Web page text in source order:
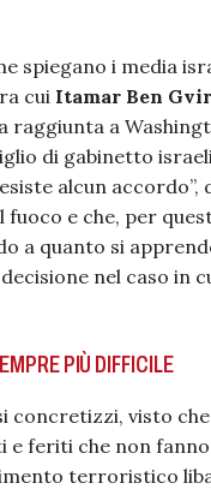
spiegano i media
cui Itamar Ben Gvir
raggiunta a
di gabinetto
alcun
e che, per
a quanto si
nel caso in
PIÙ DIFFICILE
concretizzi, visto
feriti che non
terroristico